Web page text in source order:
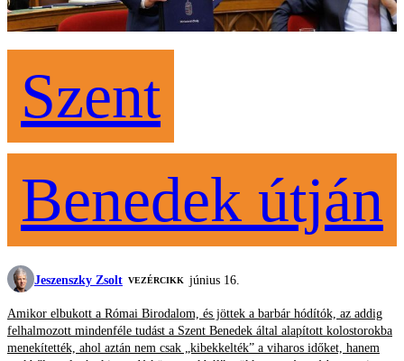
Szent
Benedek útján
Jeszenszky Zsolt VEZÉRCIKK június 16.
Amikor elbukott a Római Birodalom, és jöttek a barbár hódítók, az addig
felhalmozott mindenféle tudást a Szent Benedek által alapított kolostorokba
menekítették, ahol aztán nem csak „kibekkelték” a viharos időket, hanem